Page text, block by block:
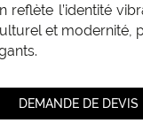
reflète l’identité
et modernité,
DEMANDE DE DEVIS